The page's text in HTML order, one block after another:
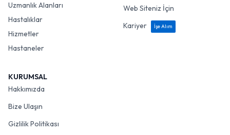
Uzmanlık Alanları
Hastalıklar
Hizmetler
Hastaneler
Web Siteniz İçin
Kariyer
İşe Alım
KURUMSAL
Hakkımızda
Bize Ulaşın
Gizlilik Politikası